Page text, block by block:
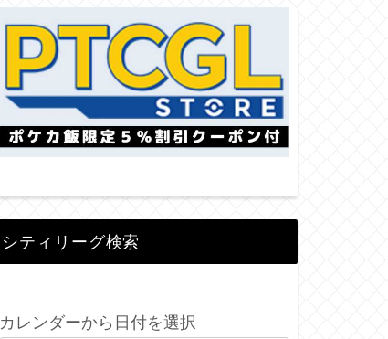
シティリーグ検索
カレンダーから日付を選択